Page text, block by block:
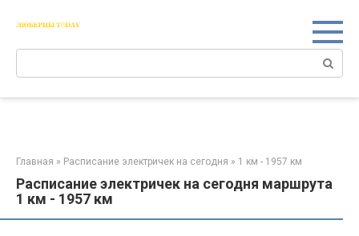
Главная » Расписание электричек на сегодня » 1 км - 1957 км
Расписание электричек на сегодня маршрута
1 км - 1957 км